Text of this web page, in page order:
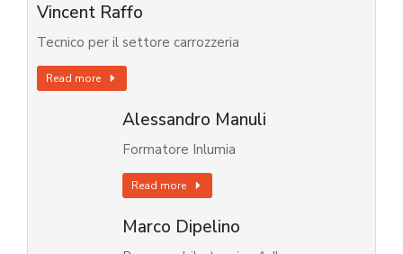
Vincent Raffo
Tecnico per il settore carrozzeria
Read more
Alessandro Manuli
Formatore Inlumia
Read more
Marco Dipelino